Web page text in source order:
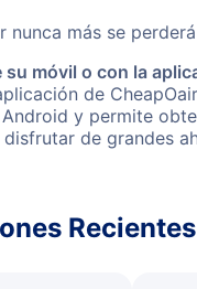
nunca más se
su móvil o con la
de
Android y permite
de grandes
Recientes